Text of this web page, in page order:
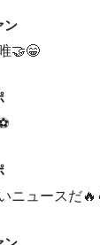
ン
🤝😁
ニュースだ